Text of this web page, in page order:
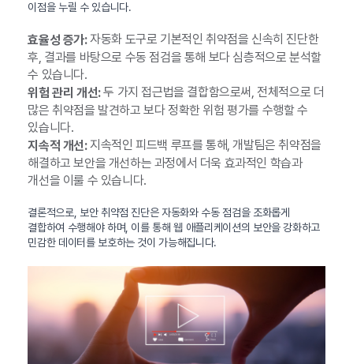
이점을 누릴 수 있습니다.
효율성 증가:자동화 도구로 기본적인 취약점을 신속히 진단한
후, 결과를 바탕으로 수동 점검을 통해 보다 심층적으로 분석할
수 있습니다.
위험 관리 개선:두 가지 접근법을 결합함으로써, 전체적으로 더
많은 취약점을 발견하고 보다 정확한 위험 평가를 수행할 수
있습니다.
지속적 개선:지속적인 피드백 루프를 통해, 개발팀은 취약점을
해결하고 보안을 개선하는 과정에서 더욱 효과적인 학습과
개선을 이룰 수 있습니다.
결론적으로, 보안 취약점 진단은 자동화와 수동 점검을 조화롭게
결합하여 수행해야 하며, 이를 통해 웹 애플리케이션의 보안을 강화하고
민감한 데이터를 보호하는 것이 가능해집니다.